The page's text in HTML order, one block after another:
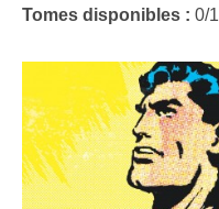
Tomes disponibles : 0/1